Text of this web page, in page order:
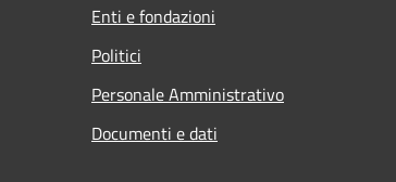
Enti e fondazioni
Politici
Personale Amministrativo
Documenti e dati